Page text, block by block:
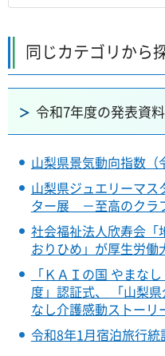
同じカテゴリから
令和7年度の発表資料
山梨県景気動向指数
山梨県ジュエリーマス
ター展 －至高のクラ
社会福祉法人欣寿会「
おりひめ」が厚生労働
「ＫＡＩの国 やまな
度」認証式、 「山梨
なし介護感動ストーリ
令和8年1月宿泊旅行